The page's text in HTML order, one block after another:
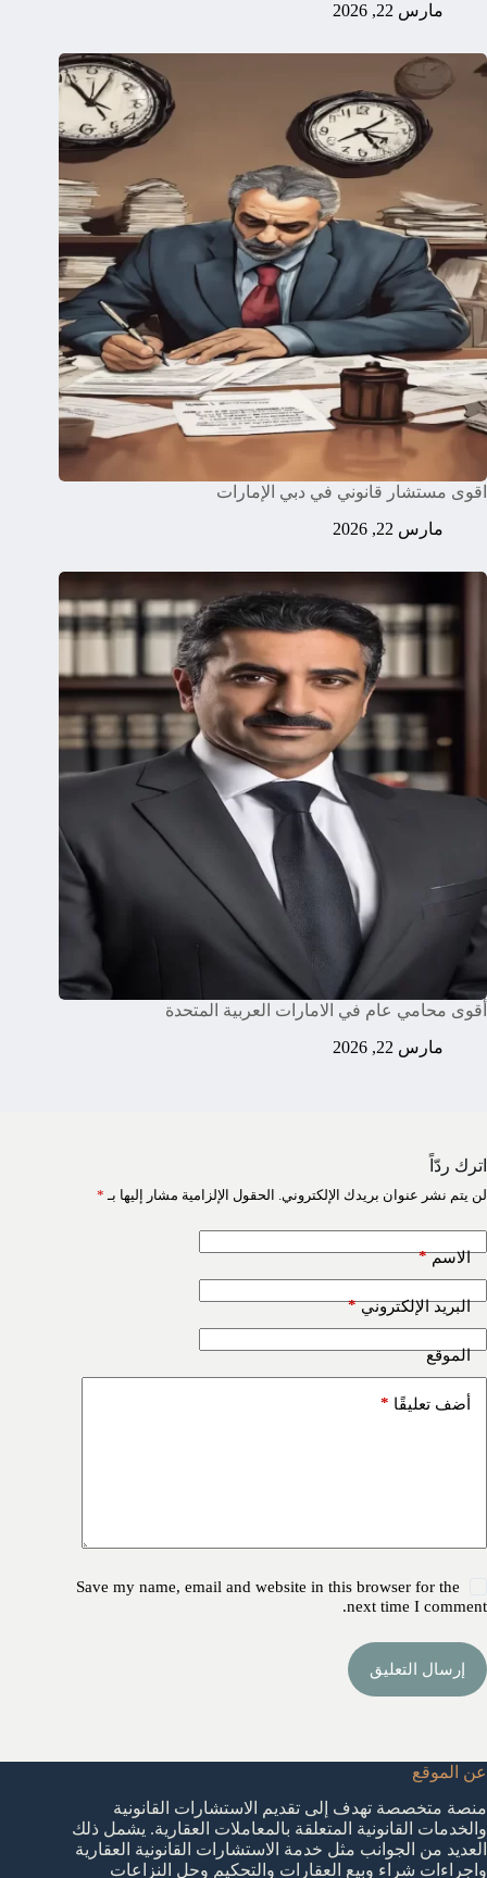
مارس 22, 2026
اقوى مستشار قانوني في دبي الإمارات
مارس 22, 2026
أقوى محامي عام في الامارات العربية المتحدة
مارس 22, 2026
اترك ردّاً
لن يتم نشر عنوان بريدك الإلكتروني. الحقول الإلزامية مشار إليها بـ *
الاسم*
البريد الإلكتروني*
الموقع
أضف تعليقًا *
Save my name, email and website in this browser for the
next time I comment.
إرسال التعليق
عن الموقع
منصة متخصصة تهدف إلى تقديم الاستشارات القانونية
والخدمات القانونية المتعلقة بالمعاملات العقارية. يشمل ذلك
العديد من الجوانب مثل خدمة الاستشارات القانونية العقارية
واجراءات شراء وبيع العقارات والتحكيم وحل النزاعات